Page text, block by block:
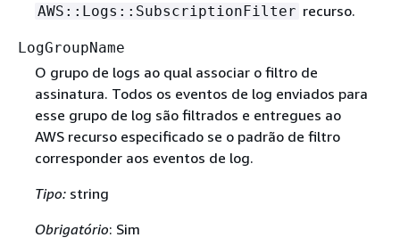
AWS::Logs::SubscriptionFilter recurso.
LogGroupName
O grupo de logs ao qual associar o filtro de
assinatura. Todos os eventos de log enviados para
esse grupo de log são filtrados e entregues ao
AWS recurso especificado se o padrão de filtro
corresponder aos eventos de log.
Tipo:string
Obrigatório: Sim